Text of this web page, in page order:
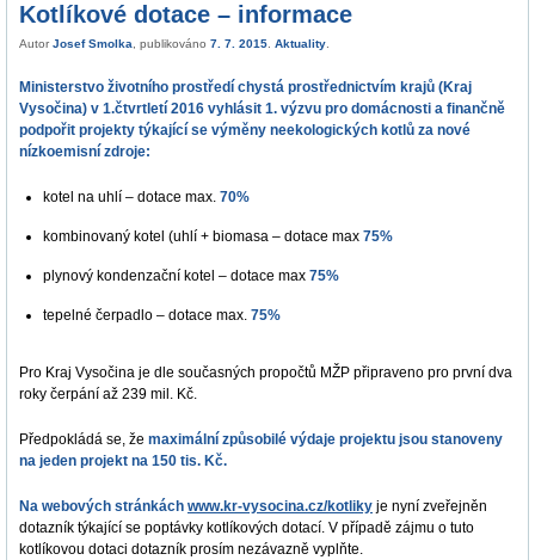
Kotlíkové dotace – informace
Autor Josef Smolka, publikováno 7. 7. 2015. Aktuality.
Ministerstvo životního prostředí chystá prostřednictvím krajů (Kraj
Vysočina) v 1.čtvrtletí 2016 vyhlásit 1. výzvu pro domácnosti a finančně
podpořit projekty týkající se výměny neekologických kotlů za nové
nízkoemisní zdroje:
kotel na uhlí – dotace max. 70%
kombinovaný kotel (uhlí + biomasa – dotace max 75%
plynový kondenzační kotel – dotace max 75%
tepelné čerpadlo – dotace max. 75%
Pro Kraj Vysočina je dle současných propočtů MŽP připraveno pro první dva
roky čerpání až 239 mil. Kč.
Předpokládá se, že maximální způsobilé výdaje projektu jsou stanoveny
na jeden projekt na 150 tis. Kč.
Na webových stránkách www.kr-vysocina.cz/kotliky je nyní zveřejněn
dotazník týkající se poptávky kotlíkových dotací. V případě zájmu o tuto
kotlíkovou dotaci dotazník prosím nezávazně vyplňte.